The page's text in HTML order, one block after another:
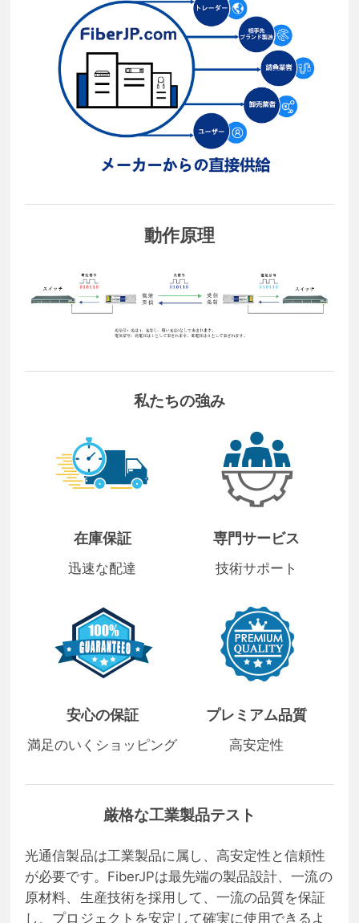
動作原理
私たちの強み
在庫保証
迅速な配達
専門サービス
技術サポート
安心の保証
満足のいくショッピング
プレミアム品質
高安定性
厳格な工業製品テスト
光通信製品は工業製品に属し、高安定性と信頼性
が必要です。FiberJPは最先端の製品設計、一流の
原材料、生産技術を採用して、一流の品質を保証
し、プロジェクトを安定して確実に使用できるよ